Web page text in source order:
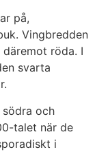
på,
Vingbredden
röda. I
svarta
och
talet när de
i